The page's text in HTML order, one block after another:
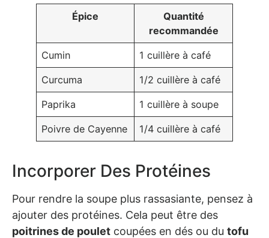
Épice
Quantité
recommandée
Cumin 1 cuillère à café
Curcuma 1/2 cuillère à café
Paprika 1 cuillère à soupe
Poivre de Cayenne 1/4 cuillère à café
Incorporer Des Protéines
Pour rendre la soupe plus rassasiante, pensez à
ajouter des protéines. Cela peut être des
poitrines de poulet coupées en dés ou du tofu